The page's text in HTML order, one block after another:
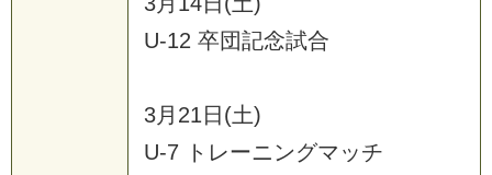
U-12 卒団記念試合
3月 21 日 (土)
U-7 ト レーニングマ ッチ